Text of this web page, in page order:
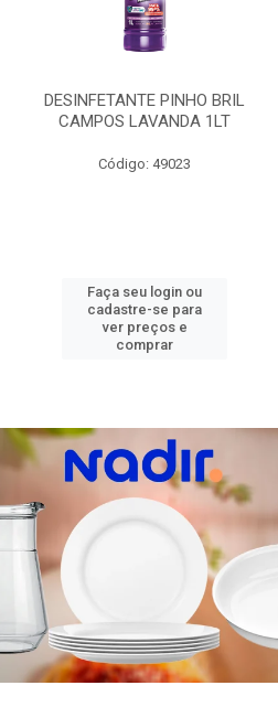
DESINFETANTE PINHO BRIL
CAMPOS LAVANDA 1LT
Código: 49023
Faça seu login ou
cadastre-se para
ver preços e
comprar